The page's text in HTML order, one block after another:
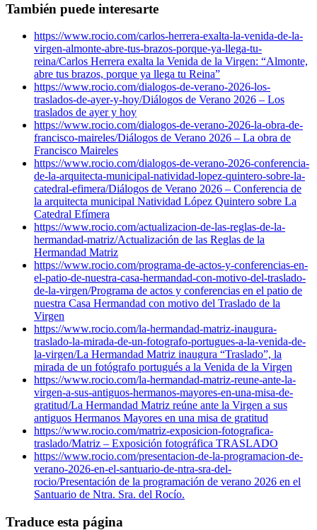
También puede interesarte
https://www.rocio.com/carlos-herrera-exalta-la-venida-de-la-
virgen-almonte-abre-tus-brazos-porque-ya-llega-tu-
reina/Carlos Herrera exalta la Venida de la Virgen: “Almonte,
abre tus brazos, porque ya llega tu Reina”
https://www.rocio.com/dialogos-de-verano-2026-los-
traslados-de-ayer-y-hoy/Diálogos de Verano 2026 – Los
traslados de ayer y hoy
https://www.rocio.com/dialogos-de-verano-2026-la-obra-de-
francisco-maireles/Diálogos de Verano 2026 – La obra de
Francisco Maireles
https://www.rocio.com/dialogos-de-verano-2026-conferencia-
de-la-arquitecta-municipal-natividad-lopez-quintero-sobre-la-
catedral-efimera/Diálogos de Verano 2026 – Conferencia de
la arquitecta municipal Natividad López Quintero sobre La
Catedral Efímera
https://www.rocio.com/actualizacion-de-las-reglas-de-la-
hermandad-matriz/Actualización de las Reglas de la
Hermandad Matriz
https://www.rocio.com/programa-de-actos-y-conferencias-en-
el-patio-de-nuestra-casa-hermandad-con-motivo-del-traslado-
de-la-virgen/Programa de actos y conferencias en el patio de
nuestra Casa Hermandad con motivo del Traslado de la
Virgen
https://www.rocio.com/la-hermandad-matriz-inaugura-
traslado-la-mirada-de-un-fotografo-portugues-a-la-venida-de-
la-virgen/La Hermandad Matriz inaugura “Traslado”, la
mirada de un fotógrafo portugués a la Venida de la Virgen
https://www.rocio.com/la-hermandad-matriz-reune-ante-la-
virgen-a-sus-antiguos-hermanos-mayores-en-una-misa-de-
gratitud/La Hermandad Matriz reúne ante la Virgen a sus
antiguos Hermanos Mayores en una misa de gratitud
https://www.rocio.com/matriz-exposicion-fotografica-
traslado/Matriz – Exposición fotográfica TRASLADO
https://www.rocio.com/presentacion-de-la-programacion-de-
verano-2026-en-el-santuario-de-ntra-sra-del-
rocio/Presentación de la programación de verano 2026 en el
Santuario de Ntra. Sra. del Rocío.
Traduce esta página